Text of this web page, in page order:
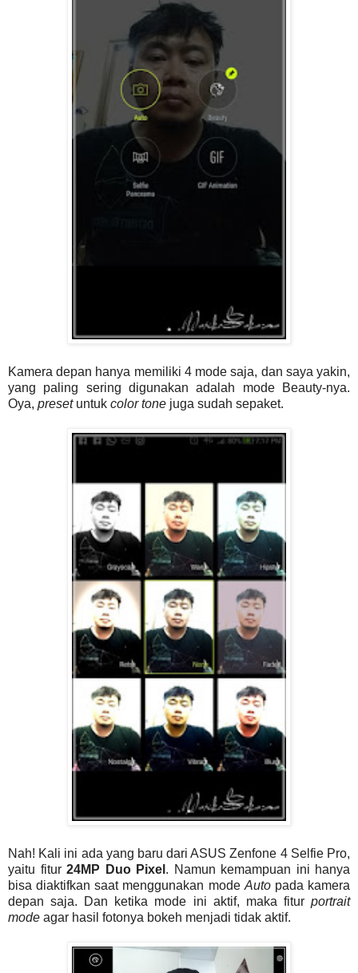
Kamera depan hanya memiliki 4 mode saja, dan saya yakin,
yang paling sering digunakan adalah mode Beauty-nya.
Oya, preset untuk color tone juga sudah sepaket.
Nah! Kali ini ada yang baru dari ASUS Zenfone 4 Selfie Pro,
yaitu fitur 24MP Duo Pixel . Namun kemampuan ini hanya
bisa diaktifkan saat menggunakan mode Auto pada kamera
depan saja. Dan ketika mode ini aktif, maka fitur portrait
mode agar hasil fotonya bokeh menjadi tidak aktif.